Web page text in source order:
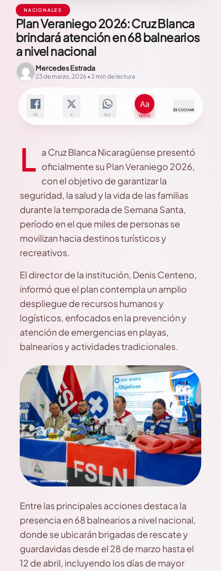
NACIONALES
Plan Veraniego 2026: Cruz Blanca
brindará atención en 68 balnearios
a nivel nacional
Mercedes Estrada
23 de marzo, 2026 • 2 min de lectura
FB X WA TEXTO
ESCUCHAR
L a Cruz Blanca Nicaragüense presentó
oficialmente su Plan Veraniego 2026,
con el objetivo de garantizar la
seguridad, la salud y la vida de las familias
durante la temporada de Semana Santa,
período en el que miles de personas se
movilizan hacia destinos turísticos y
recreativos.
El director de la institución, Denis Centeno,
informó que el plan contempla un amplio
despliegue de recursos humanos y
logísticos, enfocados en la prevención y
atención de emergencias en playas,
balnearios y actividades tradicionales.
Entre las principales acciones destaca la
presencia en 68 balnearios a nivel nacional,
donde se ubicarán brigadas de rescate y
guardavidas desde el 28 de marzo hasta el
12 de abril, incluyendo los días de mayor